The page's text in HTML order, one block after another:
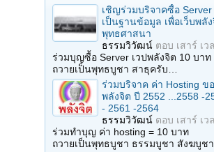
เชิญร่วมบริจาคซื้อ
เป็นฐานข้อมูล เพื่อเว็บพลั
พุทธศาสนา
ธรรมวิวัฒน์ ตอบ เสาร์ เว
ร่วมบุญซื้อ Server เวปพลังจิต 10 บาท
ถวายเป็นพุทธบูชา สาธุครับ…
ร่วมบริจาค ค่า Hosting ขอ
พลังจิต ปี 2552 ...2558 -
- 2561 -2564
ธรรมวิวัฒน์ ตอบ เสาร์ เว
ร่วมทำบุญ ค่า hosting = 10 บาท
ถวายเป็นพุทธบูชา ธรรมบูชา สังฆบูชา